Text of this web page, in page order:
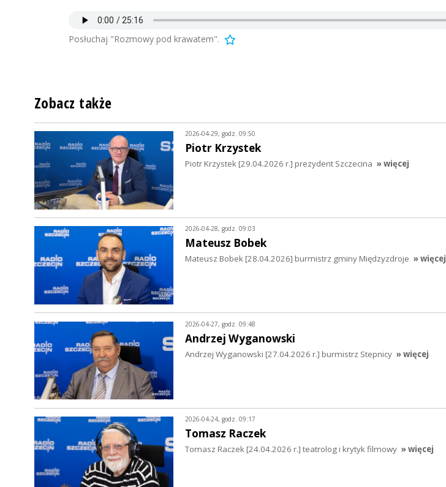
Posłuchaj "Rozmowy pod krawatem".
Zobacz także
2026-04-29, godz. 09:50
Piotr Krzystek
Piotr Krzystek [29.04.2026 r.] prezydent Szczecina » więcej
2026-04-28, godz. 09:03
Mateusz Bobek
Mateusz Bobek [28.04.2026] burmistrz gminy Międzyzdroje » więcej
2026-04-27, godz. 09:48
Andrzej Wyganowski
Andrzej Wyganowski [27.04.2026 r.] burmistrz Stepnicy » więcej
2026-04-24, godz. 09:17
Tomasz Raczek
Tomasz Raczek [24.04.2026 r.] teatrolog i krytyk filmowy » więcej